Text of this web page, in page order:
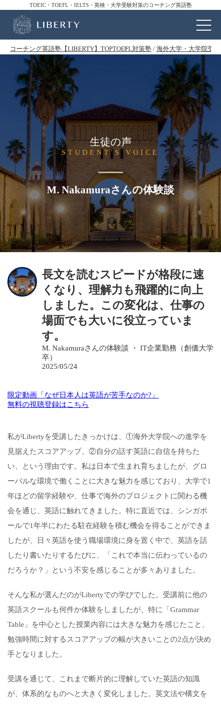
TOEIC・TOEFL・IELTS・英検・大学受験対策のコーチング英語塾
コーチング英語塾【LIBERTY】TOPTOEFL対策塾 / 海外大学・大学院受
生徒の声
STUDENT'S VOICE
M. Nakamuraさんの体験談
長文を読むスピードが格段に速
くなり、理解力も飛躍的に向上
しました。この変化は、仕事の
場面でも大いに役立っていま
す。
M. Nakamuraさんの体験談 ・ IT企業勤務（創価大学
卒）
2025/05/24
限定動画「なぜ日本人は英語が苦手なのか?」
無料の視聴登録はこちら
私がLibertyを受講したきっかけは、①海外大学院への進学を
見据えたスコアアップ、②自分の話す英語に自信を持ちた
い、という理由です。私は日本で生まれ育ちましたが、グロ
ーバルな環境で働くことに大きな魅力を感じており、大学で1
年ほどの留学経験や、仕事で海外のプロジェクトに関わる機
会を通じ、英語に触れてきました。特に直近では、シンガポ
ールで1年半にわたる駐在経験を積む機会を得ることができま
したが、日々英語を使う職場環境に身を置く中で、英語を話
したり書いたりするたびに、「これで本当に伝わっているの
だろうか？」という不安を感じることが多々ありました。
そんな私が選んだのがLibertyでの学びでした。受講前に他の
英語スクールも何件か体験をしましたが、特に「Grammar
Table」を中心とした授業内容には大きな魅力を感じたこと、
勉強時間に対するスコアアップの幅が大きいことの2点が決め
手となりました。
受講を通じて、これまで断片的に理解していた英語の知識
が、体系的なものへと大きく変化しました。英文法や構文を